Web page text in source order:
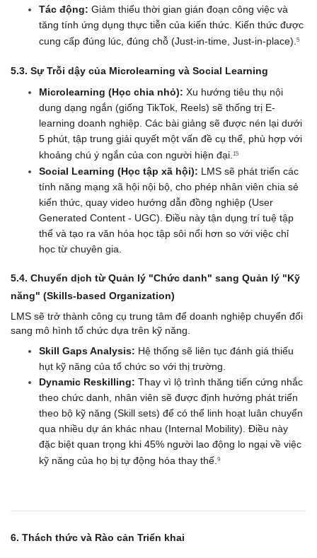
Tác động: Giảm thiểu thời gian gián đoạn công việc và
tăng tính ứng dụng thực tiễn của kiến thức. Kiến thức được
cung cấp đúng lúc, đúng chỗ (Just-in-time, Just-in-place). 5
5.3. Sự Trỗi dậy của Microlearning và Social Learning
Microlearning (Học chia nhỏ): Xu hướng tiêu thụ nội
dung dạng ngắn (giống TikTok, Reels) sẽ thống trị E-
learning doanh nghiệp. Các bài giảng sẽ được nén lại dưới
5 phút, tập trung giải quyết một vấn đề cụ thể, phù hợp với
khoảng chú ý ngắn của con người hiện đại. 15
Social Learning (Học tập xã hội): LMS sẽ phát triển các
tính năng mạng xã hội nội bộ, cho phép nhân viên chia sẻ
kiến thức, quay video hướng dẫn đồng nghiệp (User
Generated Content - UGC). Điều này tận dụng trí tuệ tập
thể và tạo ra văn hóa học tập sôi nổi hơn so với việc chỉ
học từ chuyên gia.
5.4. Chuyển dịch từ Quản lý "Chức danh" sang Quản lý "Kỹ
năng" (Skills-based Organization)
LMS sẽ trở thành công cụ trung tâm để doanh nghiệp chuyển đổi
sang mô hình tổ chức dựa trên kỹ năng.
Skill Gaps Analysis: Hệ thống sẽ liên tục đánh giá thiếu
hụt kỹ năng của tổ chức so với thị trường.
Dynamic Reskilling: Thay vì lộ trình thăng tiến cứng nhắc
theo chức danh, nhân viên sẽ được định hướng phát triển
theo bộ kỹ năng (Skill sets) để có thể linh hoạt luân chuyển
qua nhiều dự án khác nhau (Internal Mobility). Điều này
đặc biệt quan trọng khi 45% người lao động lo ngại về việc
kỹ năng của họ bị tự động hóa thay thế. 9
6. Thách thức và Rào cản Triển khai